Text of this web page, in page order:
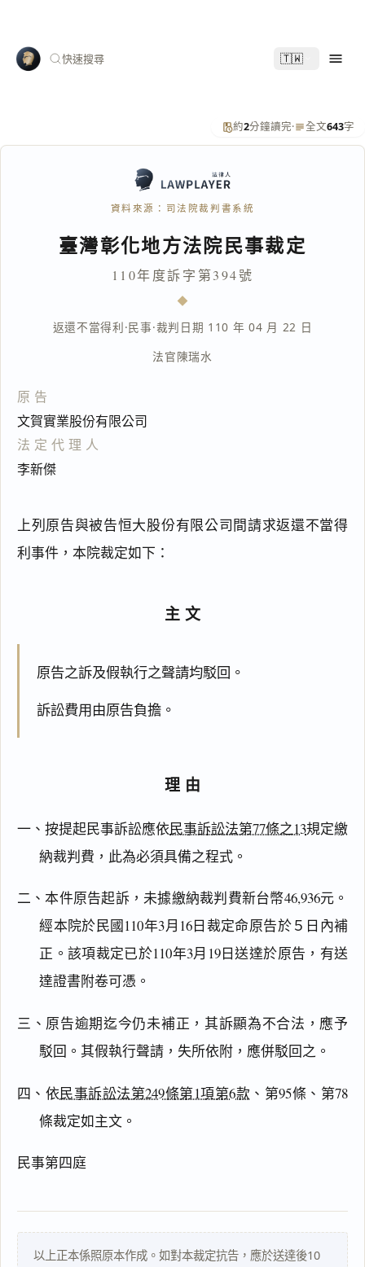
快速搜尋 🇹🇼
約2分鐘讀完· 全文643字
資料來源：司法院裁判書系統
臺灣彰化地方法院民事裁定
110年度訴字第394號
返還不當得利·民事·裁判日期 110 年 04 月 22 日
法官陳瑞水
原告
文賀實業股份有限公司
法定代理人
李新傑
上列原告與被告恒大股份有限公司間請求返還不當得
利事件，本院裁定如下：
主文
原告之訴及假執行之聲請均駁回。
訴訟費用由原告負擔。
理由
一、按提起民事訴訟應依民事訴訟法第77條之13規定繳
納裁判費，此為必須具備之程式。
二、本件原告起訴，未據繳納裁判費新台幣46,936元。
經本院於民國110年3月16日裁定命原告於５日內補
正。該項裁定已於110年3月19日送達於原告，有送
達證書附卷可憑。
三、原告逾期迄今仍未補正，其訴顯為不合法，應予
駁回。其假執行聲請，失所依附，應併駁回之。
四、依民事訴訟法第249條第1項第6款 、第95條、第78
條裁定如主文。
民事第四庭
以上正本係照原本作成。如對本裁定抗告，應於送達後10
閱讀 研究